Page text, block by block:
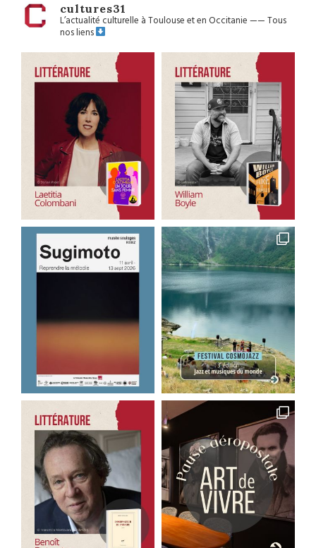
cultures31
L’actualité culturelle à Toulouse et en Occitanie——Tous
nos liens